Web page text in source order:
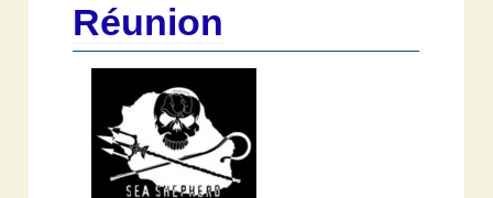
Réunion